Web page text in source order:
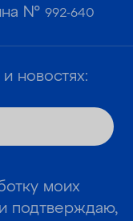
№992-640
новостях:
моих
подтверждаю,